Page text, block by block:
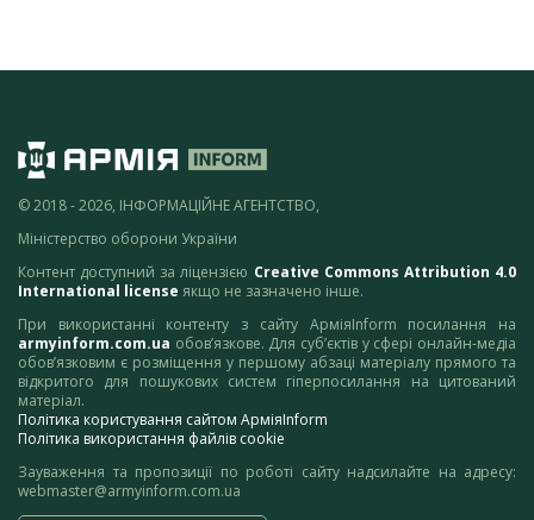
© 2018 - 2026, ІНФОРМАЦІЙНЕ АГЕНТСТВО,
Міністерство оборони України
Контент доступний за ліцензією Creative Commons Attribution 4.0
International license якщо не зазначено інше.
При використанні контенту з сайту АрміяInform посилання на
armyinform.com.ua обов’язкове. Для суб’єктів у сфері онлайн-медіа
обов’язковим є розміщення у першому абзаці матеріалу прямого та
відкритого для пошукових систем гіперпосилання на цитований
матеріал.
Політика користування сайтом АрміяInform
Політика використання файлів cookie
Зауваження та пропозиції по роботі сайту надсилайте на адресу:
webmaster@armyinform.com.ua